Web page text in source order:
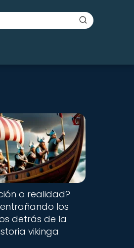
o realidad?
los
detrás de la
vikinga